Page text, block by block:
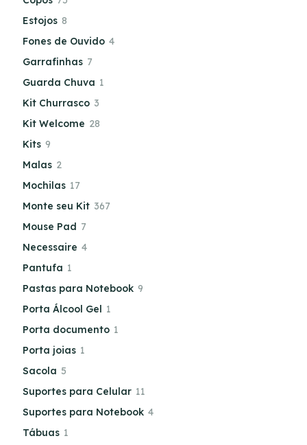
Estojos 8
Fones de Ouvido 4
Garrafinhas 7
Guarda Chuva 1
Kit Churrasco 3
Kit Welcome 28
Kits 9
Malas 2
Mochilas 17
Monte seu Kit 367
Mouse Pad 7
Necessaire 4
Pantufa 1
Pastas para Notebook 9
Porta Álcool Gel 1
Porta documento 1
Porta joias 1
Sacola 5
Suportes para Celular 11
Suportes para Notebook 4
Tábuas 1